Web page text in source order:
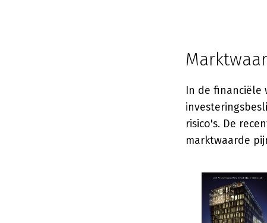
In de financiële
risico's. De
marktwaarde